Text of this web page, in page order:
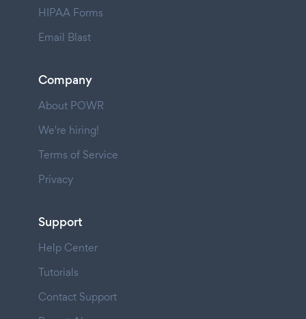
HIPAA Forms
Email Blast
Company
About POWR
We're hiring!
Terms of Service
Privacy
Support
Help Center
Tutorials
Contact Support